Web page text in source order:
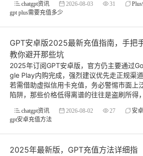
chatgpt资讯 2026-08-03 31
gpt plus需要充值多少
GPT安卓版2025最新充值指南，手把
教你避开那些坑
2025年订阅GPT安卓版，官方仍主要通过
gle Play内购完成，强烈建议优先走正规渠道
若需借助虚拟信用卡充值，务必警惕市面上
陷阱，那些价格低得离谱的往往是盗刷所得
chatgpt资讯 2026-08-02 27 安
gpt安卓充值方法
2025年最新版，GPT充值方法详细指